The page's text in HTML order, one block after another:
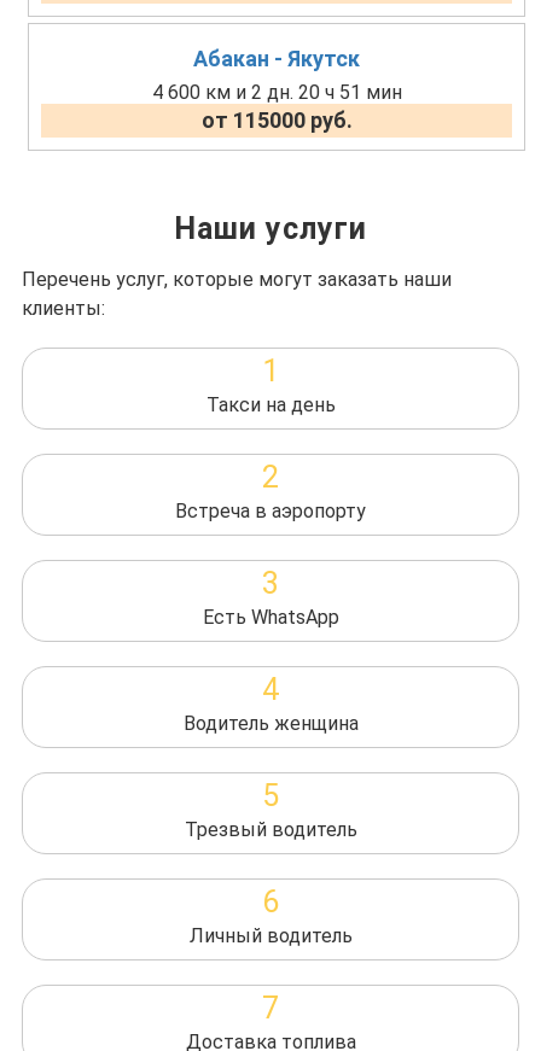
Абакан - Якутск
4 600 км и 2 дн. 20 ч 51 мин
от 115000 руб.
Наши услуги
Перечень услуг, которые могут заказать наши
клиенты:
1
Такси на день
2
Встреча в аэропорту
3
Есть WhatsApp
4
Водитель женщина
5
Трезвый водитель
6
Личный водитель
7
Доставка топлива